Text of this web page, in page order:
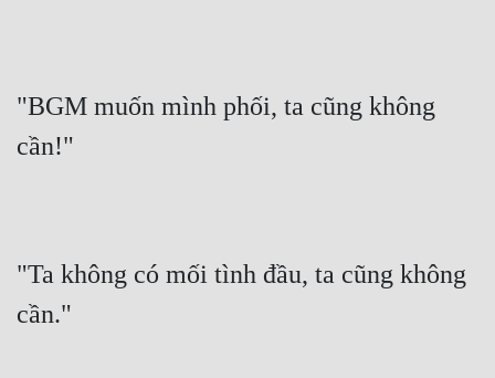
"BGM muốn mình phối, ta cũng không
cần!"
"Ta không có mối tình đầu, ta cũng không
cần."